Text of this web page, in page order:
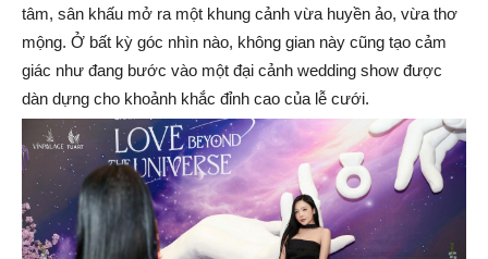
tâm, sân khấu mở ra một khung cảnh vừa huyền ảo, vừa thơ
mộng. Ở bất kỳ góc nhìn nào, không gian này cũng tạo cảm
giác như đang bước vào một đại cảnh wedding show được
dàn dựng cho khoảnh khắc đỉnh cao của lễ cưới.